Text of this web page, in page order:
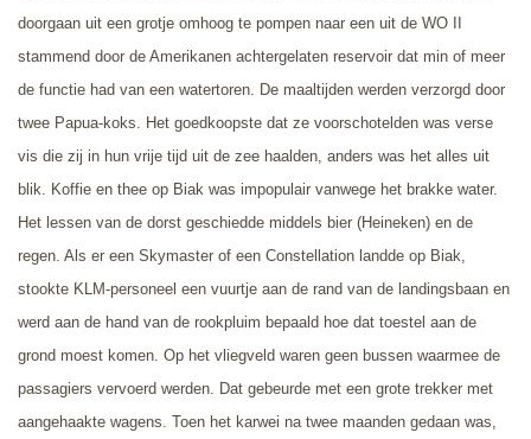
doorgaan uit een grotje omhoog te pompen naar een uit de WO II
stammend door de Amerikanen achtergelaten reservoir dat min of meer
de functie had van een watertoren. De maaltijden werden verzorgd door
twee Papua-koks. Het goedkoopste dat ze voorschotelden was verse
vis die zij in hun vrije tijd uit de zee haalden, anders was het alles uit
blik. Koffie en thee op Biak was impopulair vanwege het brakke water.
Het lessen van de dorst geschiedde middels bier (Heineken) en de
regen. Als er een Skymaster of een Constellation landde op Biak,
stookte KLM-personeel een vuurtje aan de rand van de landingsbaan en
werd aan de hand van de rookpluim bepaald hoe dat toestel aan de
grond moest komen. Op het vliegveld waren geen bussen waarmee de
passagiers vervoerd werden. Dat gebeurde met een grote trekker met
aangehaakte wagens. Toen het karwei na twee maanden gedaan was,